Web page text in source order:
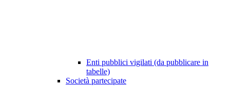
Enti pubblici vigilati (da pubblicare in
tabelle)
Società partecipate